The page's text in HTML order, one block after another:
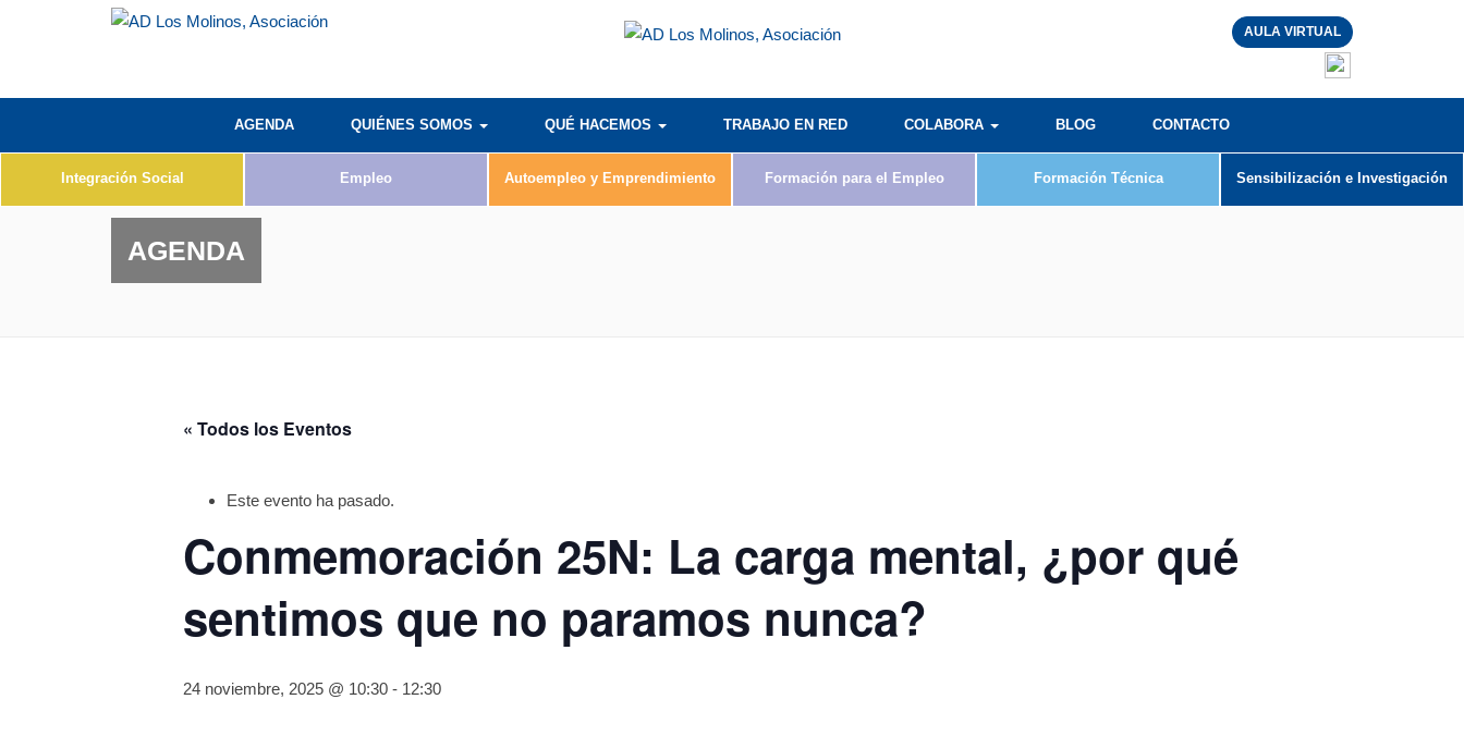
AULA VIRTUAL
AGENDA QUIÉNES SOMOS QUÉ HACEMOS TRABAJO EN RED COLABORA BLOG CONTACTO
Integración Social Empleo Autoempleo y Emprendimiento Formación para el Empleo Formación Técnica Sensibilización e Investigación
AGENDA
« Todos los Eventos
Este evento ha pasado.
Conmemoración 25N: La carga mental, ¿por qué
sentimos que no paramos nunca?
24 noviembre, 2025 @ 10:30 - 12:30